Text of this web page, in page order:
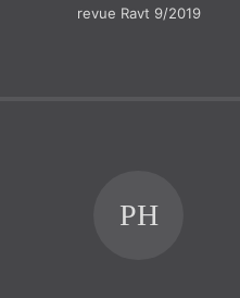
revue Ravt 9/2019
PH